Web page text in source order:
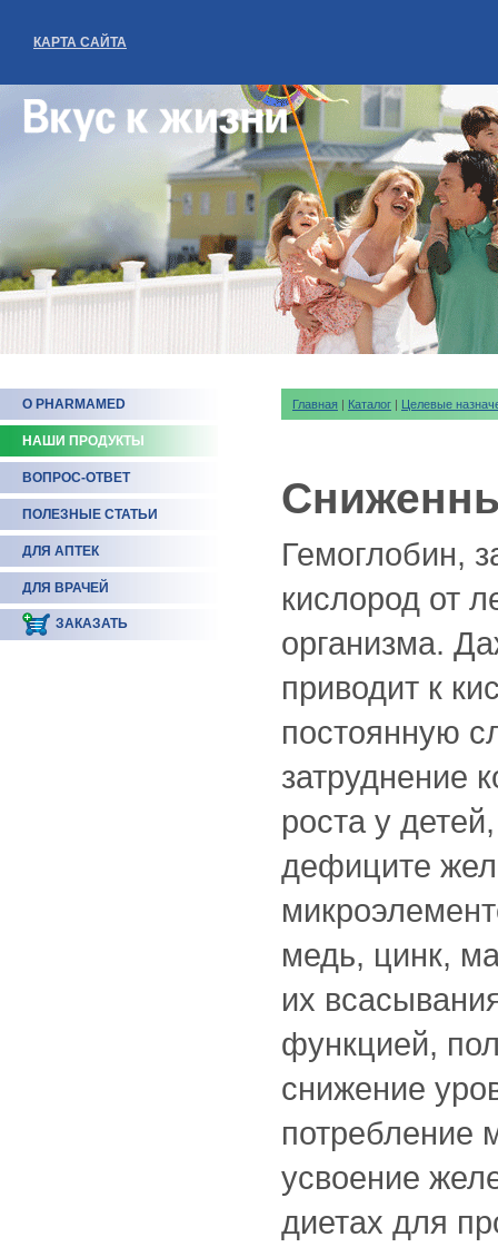
КАРТА САЙТА
О PHARMAMED
НАШИ ПРОДУКТЫ
ВОПРОС-ОТВЕТ
ПОЛЕЗНЫЕ СТАТЬИ
ДЛЯ АПТЕК
ДЛЯ ВРАЧЕЙ
ЗАКАЗАТЬ
Главная | Каталог | Целевые
Гемоглобин,
кислород от
организма.
приводит к
постоянную
затруднение
роста у
дефиците
медь, цинк,
их
функцией,
снижение
потребление
усвоение
диетах для